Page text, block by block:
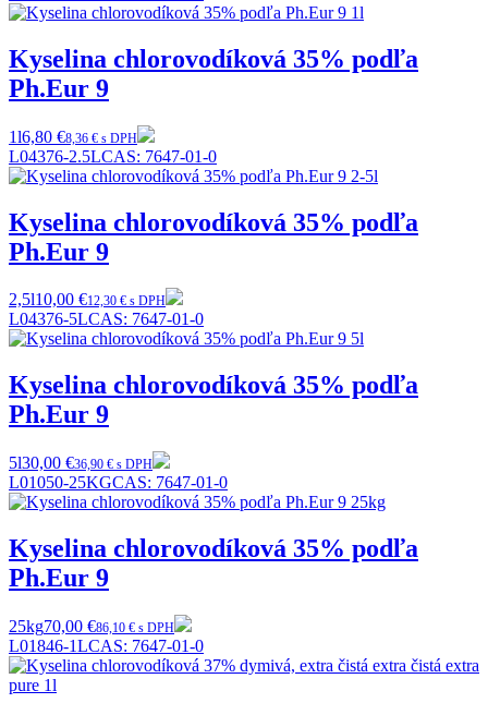
Kyselina chlorovodíková 35% podľa
Ph.Eur 9
1l6,80 €8,36 € s DPH
L04376-2.5LCAS: 7647-01-0
Kyselina chlorovodíková 35% podľa
Ph.Eur 9
2,5l10,00 €12,30 € s DPH
L04376-5LCAS: 7647-01-0
Kyselina chlorovodíková 35% podľa
Ph.Eur 9
5l30,00 €36,90 € s DPH
L01050-25KGCAS: 7647-01-0
Kyselina chlorovodíková 35% podľa
Ph.Eur 9
25kg70,00 €86,10 € s DPH
L01846-1LCAS: 7647-01-0